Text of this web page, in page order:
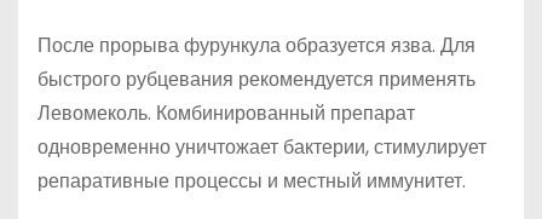
После прорыва фурункула образуется язва. Для
быстрого рубцевания рекомендуется применять
Левомеколь. Комбинированный препарат
одновременно уничтожает бактерии, стимулирует
репаративные процессы и местный иммунитет.